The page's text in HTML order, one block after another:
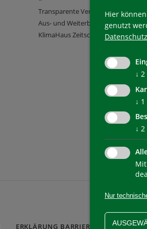
Transparente Verwaltung
Aus- und Weiterbildung
KlimaHaus Zeitschriften
ERKLÄRUNG BARRIEREFREIHEIT
Hier
genutzt
↓ 2
↓ 1
↓ 2
Nur